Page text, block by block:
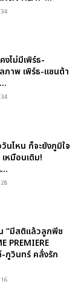
ไม่มีเพิร์ธ-
ภาพ เพิร์ธ-แซนต้า
นไหน ก็จะยังภูมิใจ
หมือนเดิม!
“มีสติแล้วลูกพีช
PREMIERE
ภูวินทร์ คลั่งรัก